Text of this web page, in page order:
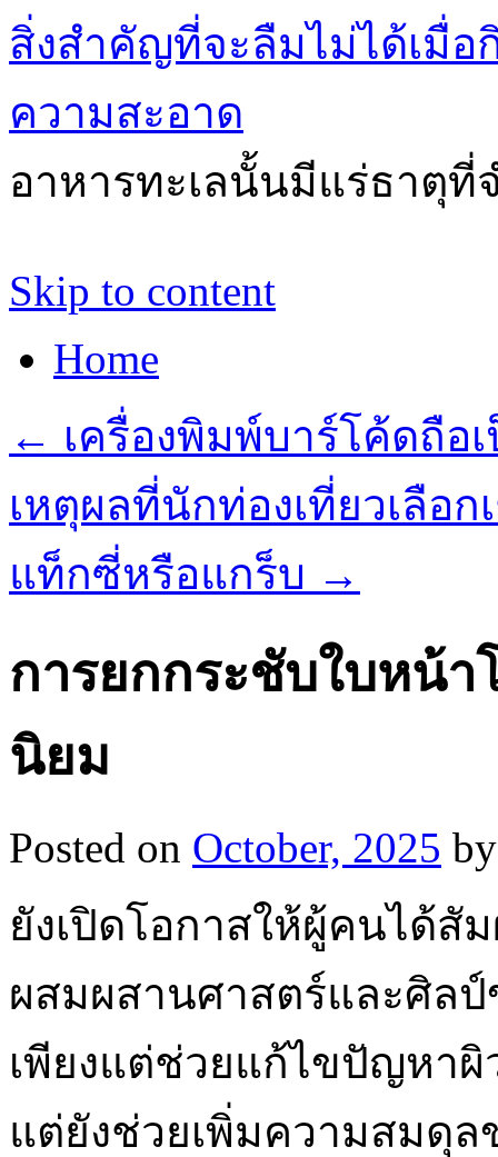
สิ่งสำคัญที่จะลืมไม่ได้เมื่อ
ความสะอาด
อาหารทะเลนั้นมีแร่ธาตุ
Skip to content
Home
← เครื่องพิมพ์บาร์โค้ดถือ
เหตุผลที่นักท่องเที่ยวเลือ
แท็กซี่หรือแกร็บ →
การยกกระชับใบหน้
นิยม
Posted on October, 2025 by
ยังเปิดโอกาสให้ผู้คนได้
ผสมผสานศาสตร์และศิล
เพียงแต่ช่วยแก้ไขปัญหา
แต่ยังช่วยเพิ่มความสมดุล